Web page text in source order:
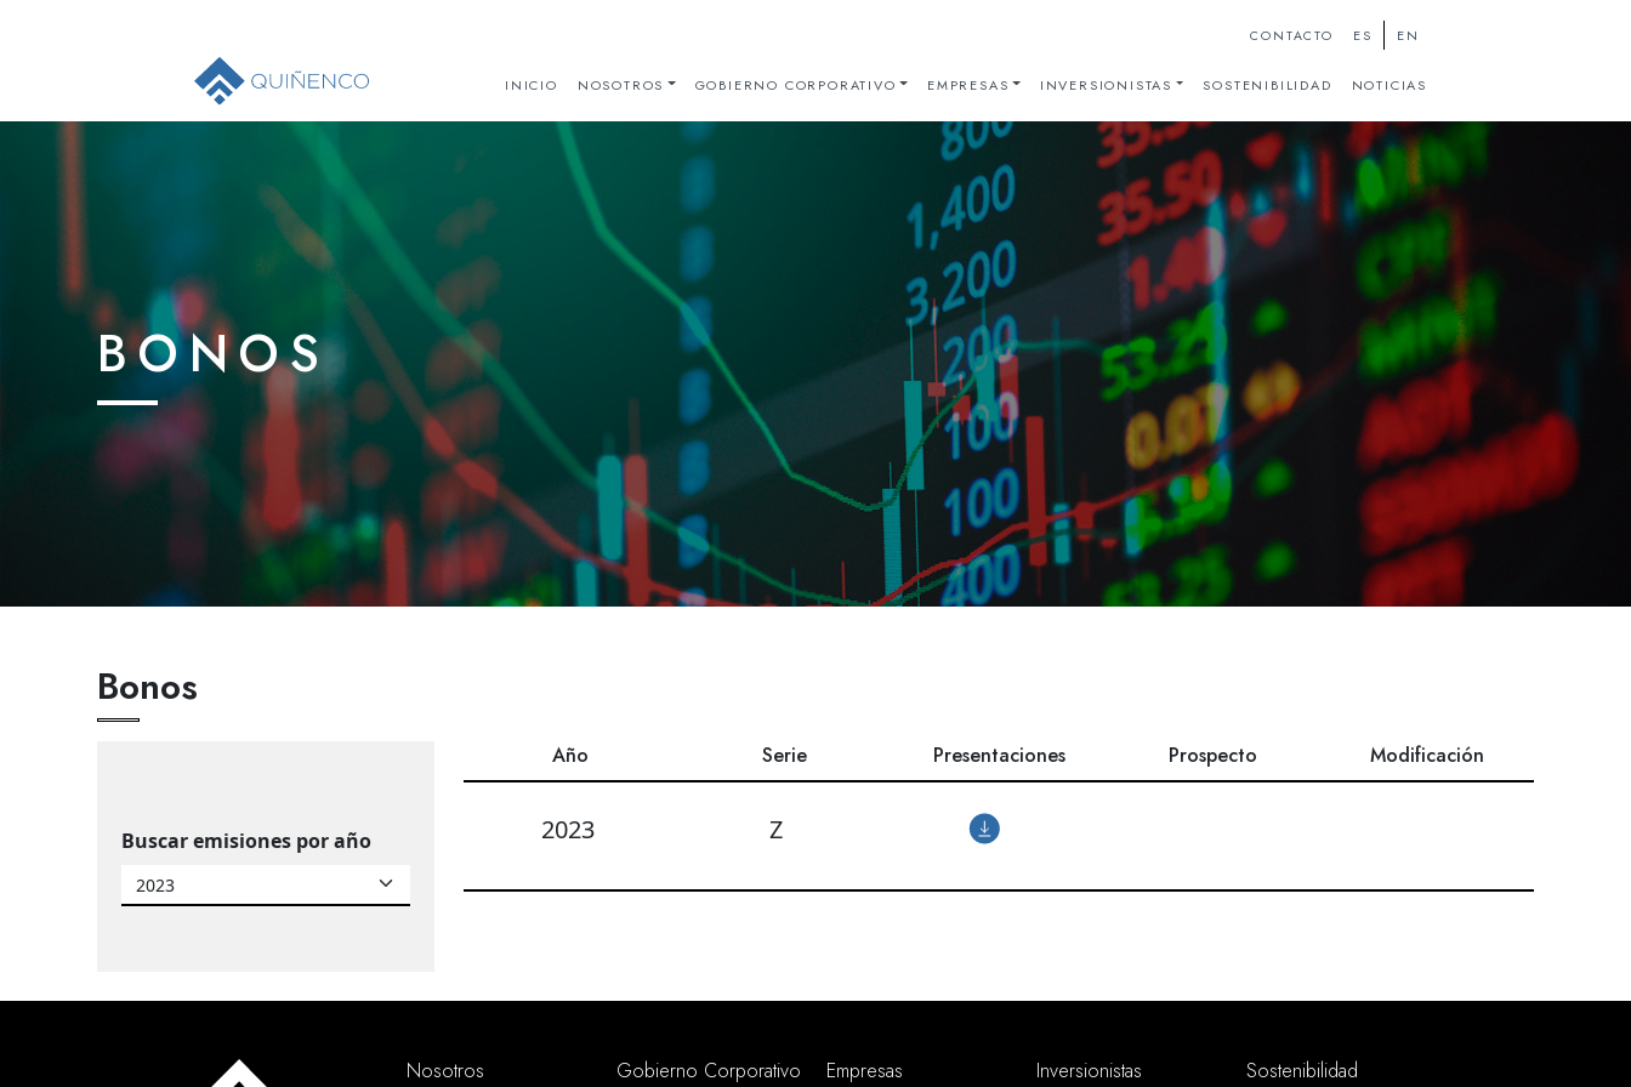
CONTACTO ES EN
INICIO NOSOTROS GOBIERNO CORPORATIVO EMPRESAS INVERSIONISTAS SOSTENIBILIDAD NOTICIAS
BONOS
Bonos
Buscar emisiones por año
Año Serie Presentaciones Prospecto Modificación
2023 Z
Nosotros Gobierno Corporativo Empresas Inversionistas Sostenibilidad